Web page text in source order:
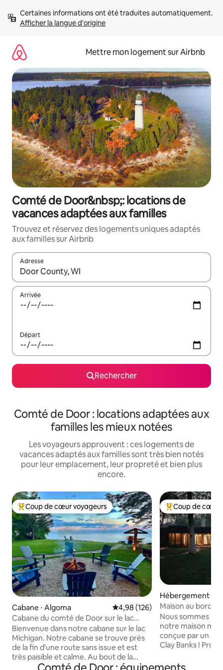
directement
Afficher la langue d'origine
Mettre mon logement sur Airbnb
Comté de Door&nbsp;: locations de
vacances adaptées aux familles
Trouvez et réservez des logements uniques adaptés
aux familles sur Airbnb
Adresse
Lorsque les résultats s'affichent, utilisez les flèches vers le
Arrivée
Départ
Rechercher
Comté de Door : locations adaptées aux
familles les mieux notées
Les voyageurs approuvent : ces logements de
vacances adaptés aux familles sont très bien notés
pour leur emplacement, leur propreté et bien plus
encore.
Coups de cœur voyageurs les plus appréciés
Coup de cœur voyageurs
Cabane ⋅ Algoma Évaluation moyenne sur la
4,98 (126)
Cabane du comté de Door sur le lac
Michigan | Pas de frais de ménage !
Bienvenue dans notre cabane sur le lac
Michigan. Notre cabane se trouve près
de la fin d'une route sans issue et est
très paisible et calme. Au bout de la
route se trouve un parc historique du
Coups de cœur
Coup de cœur
Hébergement ⋅
Maison au bord
Door, à 50 min du
Nous sommes
notre maison
conçue par un
Clay Banks ! Profitez de la sérénité, de la
depuis une